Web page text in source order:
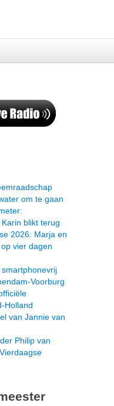
om te gaan
blikt terug
2026: Marja en
vier dagen
Voorburg
Holland
van Jannie van
Philip van